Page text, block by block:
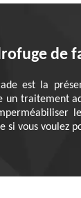
de
est la
traitement
si vous voulez